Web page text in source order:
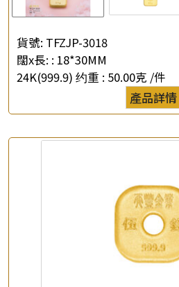
貨號: TFZJP-3018
闊x長: : 18*30MM
24K(999.9) 约重 : 50.00克 /件
產品詳情